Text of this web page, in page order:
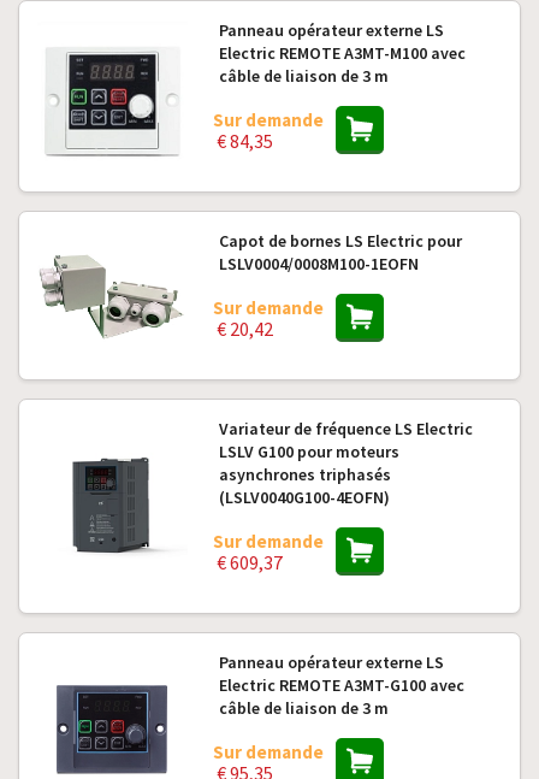
Panneau opérateur externe LS
Electric REMOTE A3MT-M100 avec
câble de liaison de 3 m
Sur demande
€ 84,35
Capot de bornes LS Electric pour
LSLV0004/0008M100-1EOFN
Sur demande
€ 20,42
Variateur de fréquence LS Electric
LSLV G100 pour moteurs
asynchrones triphasés
(LSLV0040G100-4EOFN)
Sur demande
€ 609,37
Panneau opérateur externe LS
Electric REMOTE A3MT-G100 avec
câble de liaison de 3 m
Sur demande
€ 95,35